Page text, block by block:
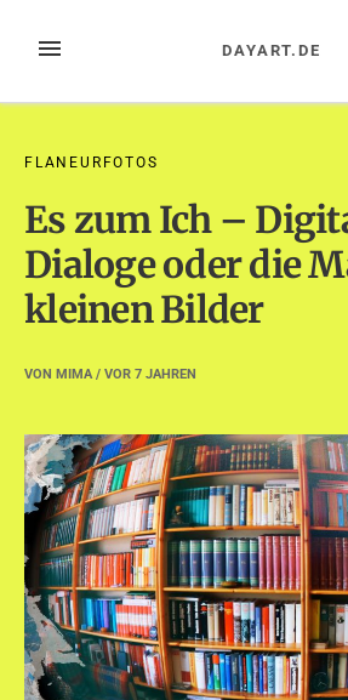
InhaltMENÜ DAYART.DE
FLANEURFOTOS
Es zum Ich –
Dialoge oder die
kleinen Bilder
VON MIMA/ VOR 7 JAHREN